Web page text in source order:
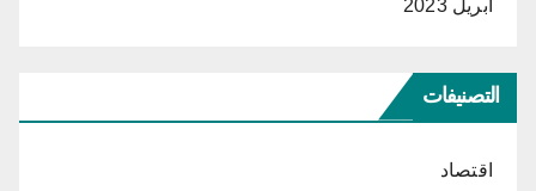
أبريل 2023
التصنيفات
اقتصاد